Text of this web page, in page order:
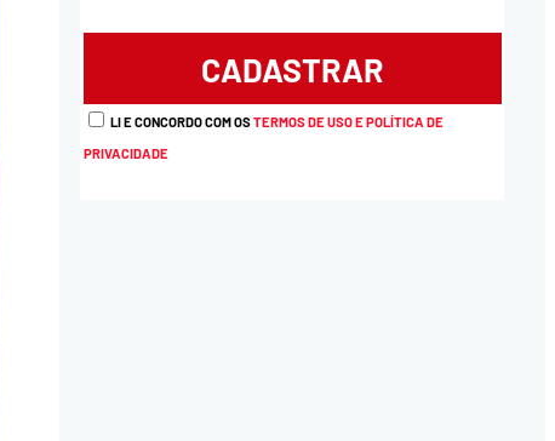
LI E CONCORDO COM OSTERMOS DE USO E POLÍTICA DE
PRIVACIDADE